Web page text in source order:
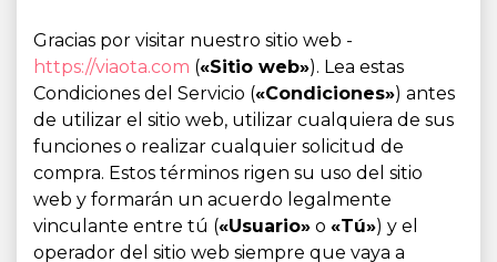
Gracias por visitar nuestro sitio web -
https://viaota.com («Sitio web»). Lea estas
Condiciones del Servicio («Condiciones») antes
de utilizar el sitio web, utilizar cualquiera de sus
funciones o realizar cualquier solicitud de
compra. Estos términos rigen su uso del sitio
web y formarán un acuerdo legalmente
vinculante entre tú («Usuario» o «Tú») y el
operador del sitio web siempre que vaya a